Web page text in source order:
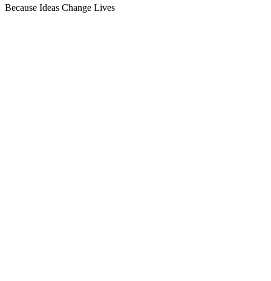
Because Ideas Change Lives